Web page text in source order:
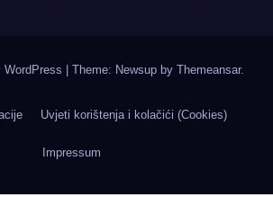
WordPress | Theme: Newsup by Themeansar.
Uvjeti korištenja i kolačići (Cookies)
Impressum